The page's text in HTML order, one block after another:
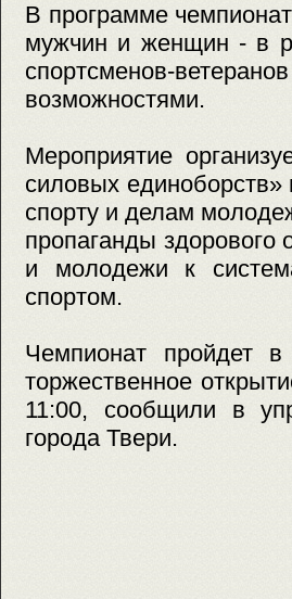
В программе
мужчин и женщин - в
спортсменов-
возможностями.
Мероприятие
силовых единоборств»
спорту и делам
пропаганды здорового
и молодежи к
спортом.
Чемпионат пройдет
торжественное
11:00, сообщили в
города Твери.